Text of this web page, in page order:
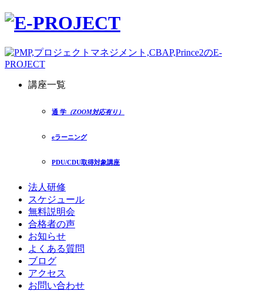
講座一覧
通 学 （ZOOM対応有り）
eラーニング
PDU/CDU取得対象講座
法人研修
スケジュール
無料説明会
合格者の声
お知らせ
よくある質問
ブログ
アクセス
お問い合わせ